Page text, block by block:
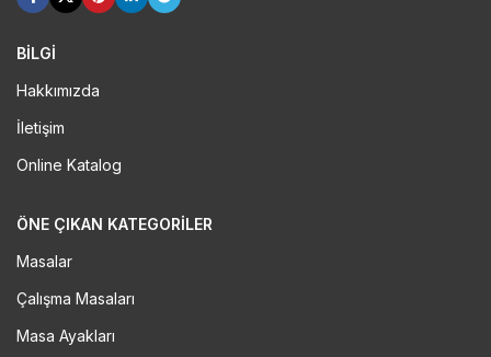
BİLGİ
Hakkımızda
İletişim
Online Katalog
ÖNE ÇIKAN KATEGORILER
Masalar
Çalışma Masaları
Masa Ayakları